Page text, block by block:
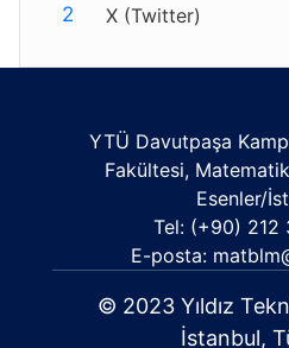
X (Twitter)
YTÜ Davutpaşa
Fakültesi,
Esenler/
Tel: (+90) 212
E-posta:
© 2023 Yıldız
İstanbul,